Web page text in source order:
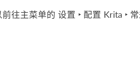
往主菜单的 设置 ‣ 配置 Krita ‣